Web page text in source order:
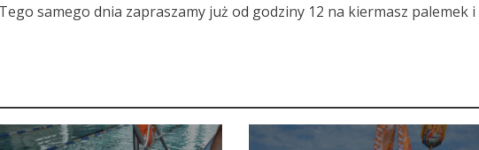
samego dnia zapraszamy już od godziny 12 na kiermasz palemek i